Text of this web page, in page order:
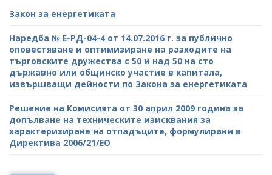
Закон за енергетиката
Наредба № Е-РД-04-4 от 14.07.2016 г. за публично
оповестяване и оптимизиране на разходите на
търговските дружества с 50 и над 50 на сто
държавно или общинско участие в капитала,
извършващи дейности по Закона за енергетиката
Решение на Комисията от 30 април 2009 година за
допълване на техническите изисквания за
характеризиране на отпадъците, формулирани в
Директива 2006/21/ЕО